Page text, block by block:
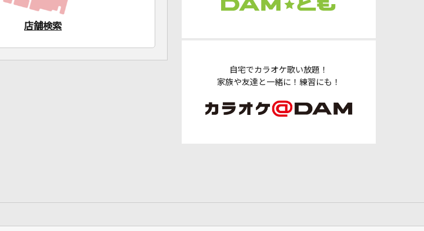
自宅でカラオケ歌い放題！
家族や友達と一緒に！練習にも！
店舗検索